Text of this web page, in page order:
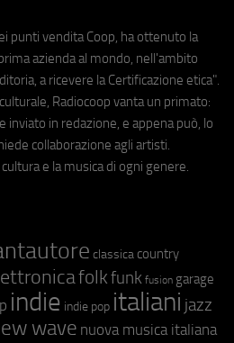
punti vendita Coop, ha ottenuto la
azienda al mondo, nell'ambito
a ricevere la Certificazione etica".
Radiocoop vanta un primato:
inviato in redazione, e appena può, lo
collaborazione agli artisti.
e la musica di ogni genere.
classica country
folkfunk fusion garage
indie indie pop italiani jazz
wave nuova musica italiana